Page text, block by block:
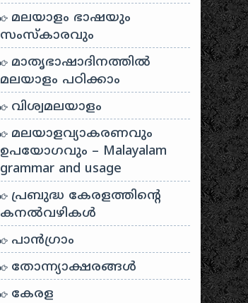
മലയാളം ഭാഷയും
സംസ്കാരവും
മാതൃഭാഷാദിനത്തിൽ
മലയാളം പഠിക്കാം
വിശ്വമലയാളം
മലയാളവ്യാകരണവും
ഉപയോഗവും – Malayalam
grammar and usage
പ്രബുദ്ധ കേരളത്തിന്റെ
കനൽവഴികൾ
പാന്‍ഗ്രാം
തോന്ന്യാക്ഷരങ്ങള്‍
കേരള